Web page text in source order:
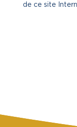
de ce site